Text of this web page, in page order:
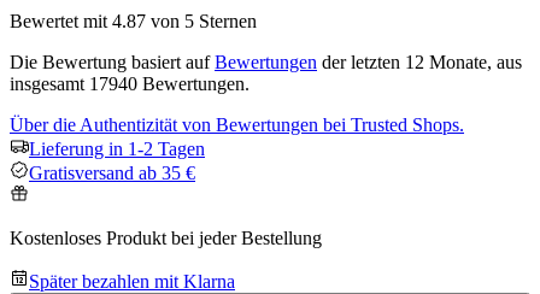
Bewertet mit 4.87 von 5 Sternen
Die Bewertung basiert aufBewertungen der letzten 12 Monate, aus
insgesamt 17940 Bewertungen.
Über die Authentizität von Bewertungen bei Trusted Shops.
Lieferung in 1-2 Tagen
Gratisversand ab 35 €
Kostenloses Produkt bei jeder Bestellung
Später bezahlen mit Klarna